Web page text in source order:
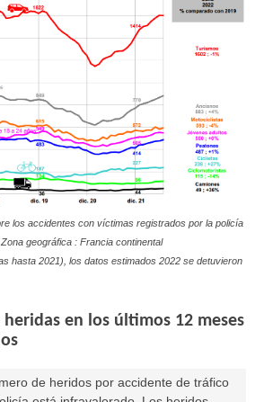
los accidentes con víctimas registrados por la policía
geográfica : Francia continental
hasta 2021), los datos estimados 2022 se detuvieron
heridas en los últimos 12 meses
de heridos por accidente de tráfico